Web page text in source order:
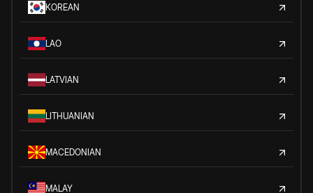
KOREAN
LAO
LATVIAN
LITHUANIAN
MACEDONIAN
MALAY